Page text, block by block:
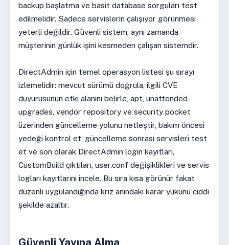
backup başlatma ve basit database sorguları test
edilmelidir. Sadece servislerin çalışıyor görünmesi
yeterli değildir. Güvenli sistem, aynı zamanda
müşterinin günlük işini kesmeden çalışan sistemdir.
DirectAdmin için temel operasyon listesi şu sırayı
izlemelidir: mevcut sürümü doğrula, ilgili CVE
duyurusunun etki alanını belirle, apt, unattended-
upgrades, vendor repository ve security pocket
üzerinden güncelleme yolunu netleştir, bakım öncesi
yedeği kontrol et, güncelleme sonrası servisleri test
et ve son olarak DirectAdmin login kayıtları,
CustomBuild çıktıları, user.conf değişiklikleri ve servis
logları kayıtlarını incele. Bu sıra kısa görünür fakat
düzenli uygulandığında kriz anındaki karar yükünü ciddi
şekilde azaltır.
Güvenli Yayına Alma